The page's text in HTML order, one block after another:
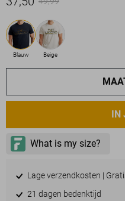
Blauw Beige
IN
Lage verzendkosten |
21 dagen bedenktijd